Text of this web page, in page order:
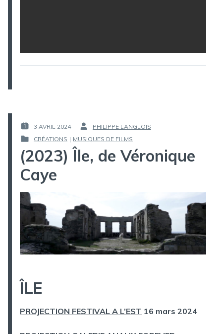
PUBLIÉ
3 AVRIL 2024
PAR :
PHILIPPE LANGLOIS
PUBLIÉ
DANS
CRÉATIONS | MUSIQUES DE FILMS
(2023) Île, de Véronique
Caye
ÎLE
PROJECTION FESTIVAL A L’EST 16 mars 2024